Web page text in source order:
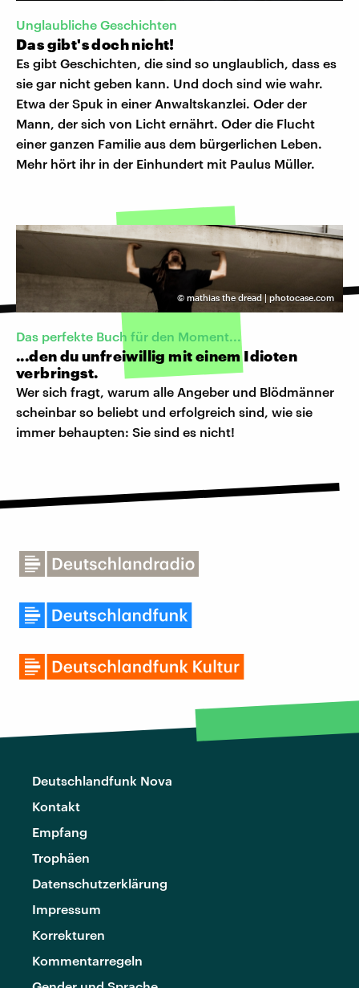
Unglaubliche Geschichten
Das gibt's doch nicht!
Es gibt Geschichten, die sind so unglaublich, dass es
sie gar nicht geben kann. Und doch sind wie wahr.
Etwa der Spuk in einer Anwaltskanzlei. Oder der
Mann, der sich von Licht ernährt. Oder die Flucht
einer ganzen Familie aus dem bürgerlichen Leben.
Mehr hört ihr in der Einhundert mit Paulus Müller.
© mathias the dread | photocase.com
Das perfekte Buch für den Moment...
...den du unfreiwillig mit einem Idioten
verbringst.
Wer sich fragt, warum alle Angeber und Blödmänner
scheinbar so beliebt und erfolgreich sind, wie sie
immer behaupten: Sie sind es nicht!
Deutschlandfunk Nova
Kontakt
Empfang
Trophäen
Datenschutzerklärung
Impressum
Korrekturen
Kommentarregeln